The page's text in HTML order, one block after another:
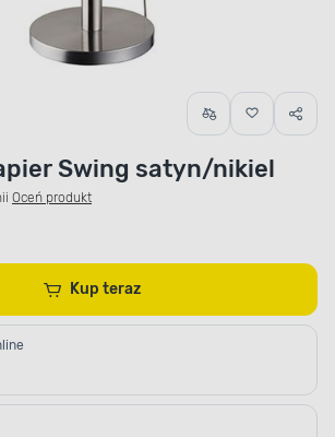
Swing satyn/nikiel
Oceń produkt
Kup teraz